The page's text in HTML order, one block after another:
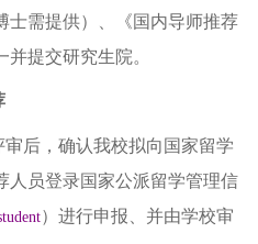
士需提供）、《国内导师推荐
提交研究生院。
后，确认我校拟向国家留学
人员登录国家公派留学管理信
）进行申报、并由学校审